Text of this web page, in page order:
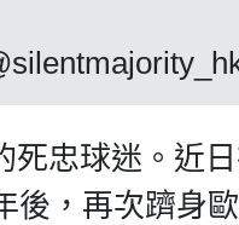
死忠球迷。近
後，再次躋身